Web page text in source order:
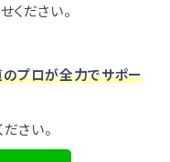
ください。
プロが全力でサポー
さい。